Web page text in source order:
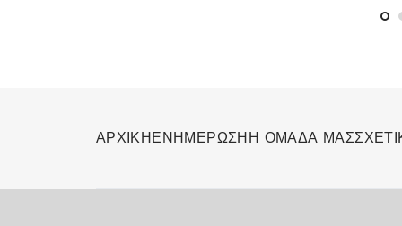
ΑΡΧΙΚΗΕΝΗΜΕΡΩΣΗΗ ΟΜΑΔΑ ΜΑΣ